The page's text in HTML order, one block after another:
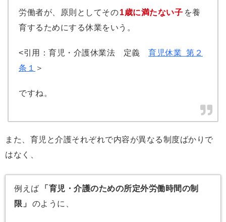
労働者が、原則としてその1歳に満たない子 を養
育するためにする休業をいう。
<引用：育児・介護休業法 定義 育児休業 第２
条 １ ＞
ですね。
また、育児と介護それぞれで内容が異なる制度ばかりで
はなく、
例えば
「育児・介護のための所定外労働時間の制
限」
のように、